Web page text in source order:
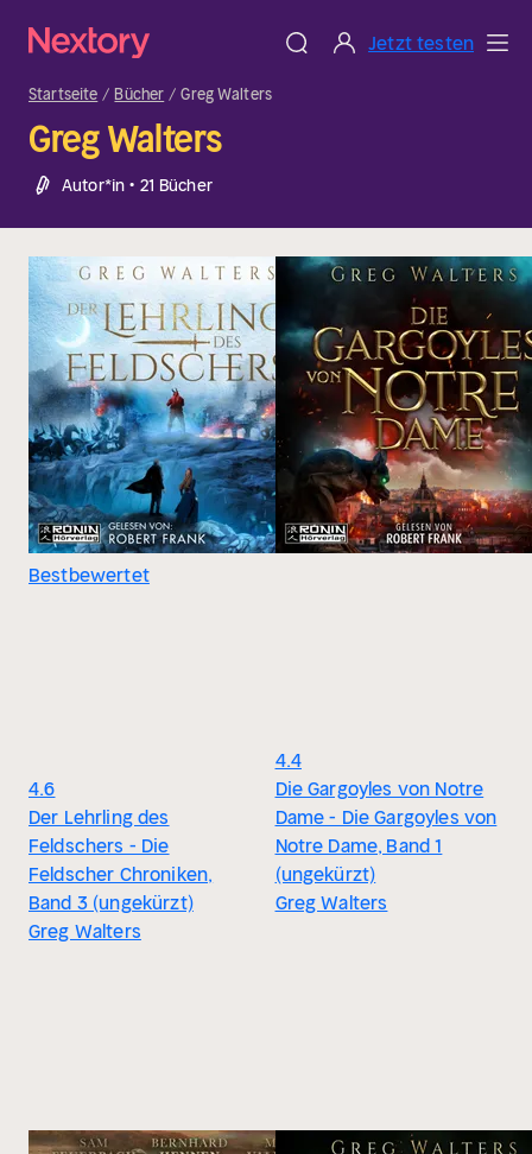
Jetzt testen
Startseite Bücher Greg Walters
Greg Walters
Autor*in • 21 Bücher
Bestbewertet
4.6
Der Lehrling des
Feldschers - Die
Feldscher Chroniken,
Band 3 (ungekürzt)
Greg Walters
4.4
Die Gargoyles von Notre
Dame - Die Gargoyles von
Notre Dame, Band 1
(ungekürzt)
Greg Walters